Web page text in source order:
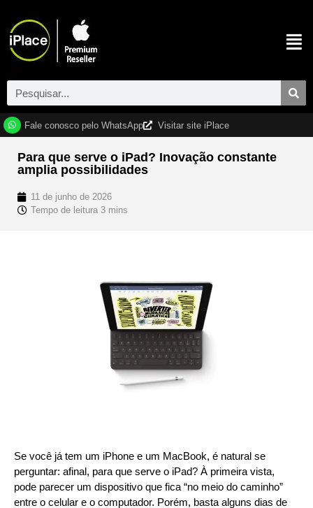
Fale conosco pelo WhatsApp Visitar site iPlace
Para que serve o iPad? Inovação constante
amplia possibilidades
11 de junho de 2026
Se você já tem um iPhone e um MacBook, é natural se
perguntar: afinal, para que serve o iPad? À primeira vista,
pode parecer um dispositivo que fica “no meio do caminho”
entre o celular e o computador. Porém, basta alguns dias de